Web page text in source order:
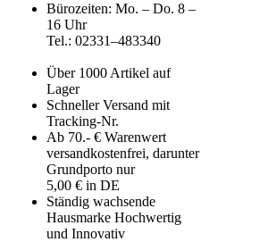
Bürozeiten: Mo. – Do. 8 –
16 Uhr
Tel.: 02331–483340
Über 1000 Artikel auf
Lager
Schneller Versand mit
Tracking-Nr.
Ab 70.- € Warenwert
versandkostenfrei, darunter
Grundporto nur
5,00 € in DE
Ständig wachsende
Hausmarke Hochwertig
und Innovativ